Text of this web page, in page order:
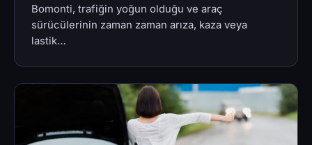
Bomonti, trafiğin yoğun olduğu ve araç
sürücülerinin zaman zaman arıza, kaza veya
lastik…